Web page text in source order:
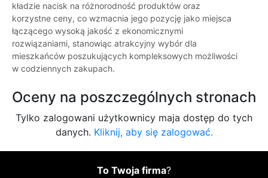
kładzie nacisk na różnorodność produktów oraz
korzystne ceny, co wzmacnia jego pozycję jako miejsca
łączącego wysoką jakość z ekonomicznymi
rozwiązaniami, stanowiąc atrakcyjny wybór dla
mieszkańców poszukujących kompleksowych możliwości
w codziennych zakupach.
Oceny na poszczególnych stronach
Tylko zalogowani użytkownicy maja dostęp do tych
danych. Kliknij, aby się zalogować.
To Twoja firma?